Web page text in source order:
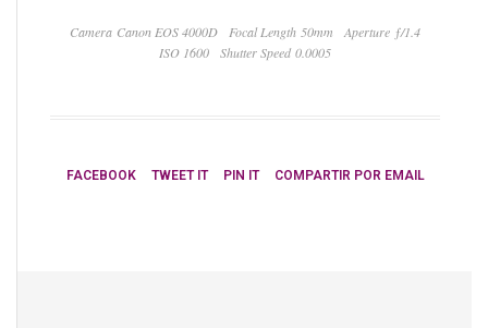
Camera Canon EOS 4000D Focal Length 50mm
Aperture ƒ/1.4
ISO 1600
Shutter Speed 0.0005
FACEBOOK TWEET IT PIN IT COMPARTIR POR EMAIL